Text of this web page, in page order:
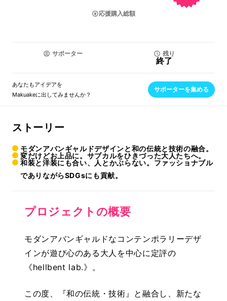
応援購入総額
サポーター 残り
終了
あなたもアイデアを
Makuakeに出してみませんか？
サポーターを集める
ストーリー
モダンアバンギャルドデザインと和の伝統と技術の融合。
変だけどお上品に。サブカルをひきづった大人たちへ。
和装と洋装にも合い、人とかぶらない。ファッショナブル
でありながらSDGsにも貢献。
プロジェクトの概要
モダンアバンギャルドなコンテンポラリーデザ
インが遊び心のある大人を中心に定評の
《hellbent lab.》。
この度、『和の伝統・技術』と融合し、新たな